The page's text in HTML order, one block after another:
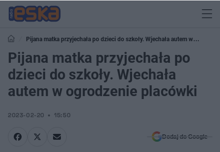
Pijana matka przyjechała po dzieci do szkoły. Wjechała autem w
ogrodzenie placówki
Pijana matka przyjechała po
dzieci do szkoły. Wjechała
autem w ogrodzenie placówki
2023-02-20 15:50
Dodaj do Google